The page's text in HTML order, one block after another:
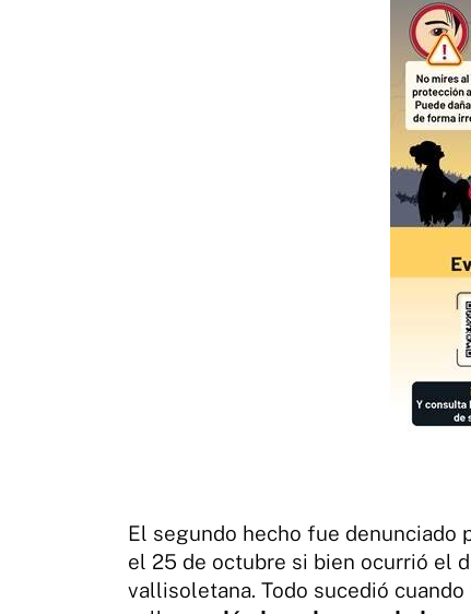
El segundo hecho fue denunciado
el 25 de octubre si bien ocurrió el
vallisoletana. Todo sucedió